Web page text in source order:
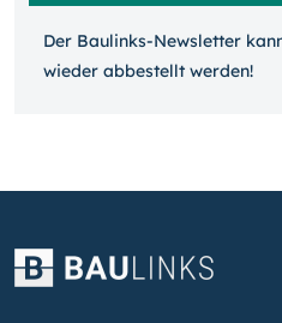
Der Baulinks-Newsletter
wieder ab­bestellt werden!